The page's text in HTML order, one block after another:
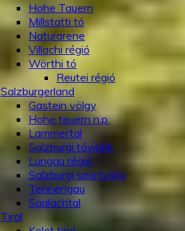
Hohe Tauern
Millstatti tó
Naturarene
Villachi régió
Wörthi tó
Reutei régió
Salzburgerland
Gastein völgy
Hohe teuern n.p.
Lammertal
Salzburgi tóvidék
Lungau régió
Salzburgi sportvilág
Tennengau
Saalachtal
Tirol